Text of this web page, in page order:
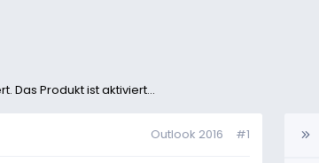
Das Produkt ist aktiviert...
Outlook 2016 #1